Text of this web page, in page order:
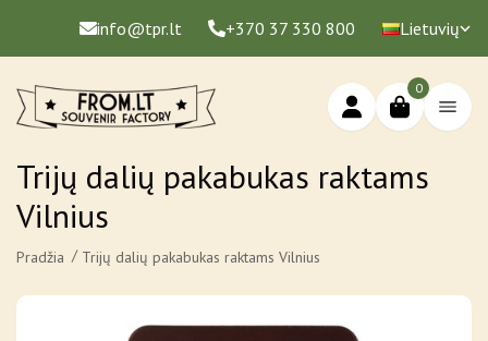
info@tpr.lt +370 37 330 800 Lietuvių
0
Trijų dalių pakabukas raktams
Vilnius
Pradžia Trijų dalių pakabukas raktams Vilnius